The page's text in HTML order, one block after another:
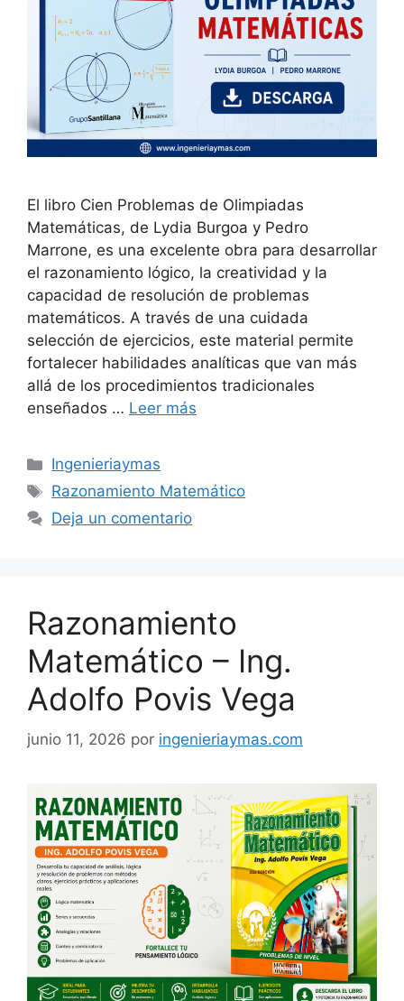
El libro Cien Problemas de Olimpiadas
Matemáticas, de Lydia Burgoa y Pedro
Marrone, es una excelente obra para desarrollar
el razonamiento lógico, la creatividad y la
capacidad de resolución de problemas
matemáticos. A través de una cuidada
selección de ejercicios, este material permite
fortalecer habilidades analíticas que van más
allá de los procedimientos tradicionales
enseñados … Leer más
Categorías
Ingenieriaymas
Etiquetas
Razonamiento Matemático
Deja un comentario
Razonamiento
Matemático – Ing.
Adolfo Povis Vega
junio 11, 2026 por ingenieriaymas.com